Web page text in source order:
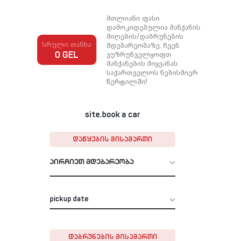
სრული თანხა
0 GEL
მთლიანი ფასი
დამოკიდებულია მანქანის
მიღების/დაბრუნების
მდებარეობაზე. ჩვენ
ვუზრუნველყოფთ
მანქანების მიყვანას
საქართველოს ნებისმიერ
წერტილში!
site.book a car
ᲓᲐᲬᲧᲔᲑᲘᲡ ᲛᲘᲡᲐᲛᲐᲠᲗᲘ
აირჩიეთ მდებარეობა
ᲓᲐᲑᲠᲣᲜᲔᲑᲘᲡ ᲛᲘᲡᲐᲛᲐᲠᲗᲘ